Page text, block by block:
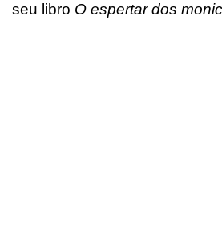
seu libro O espertar dos